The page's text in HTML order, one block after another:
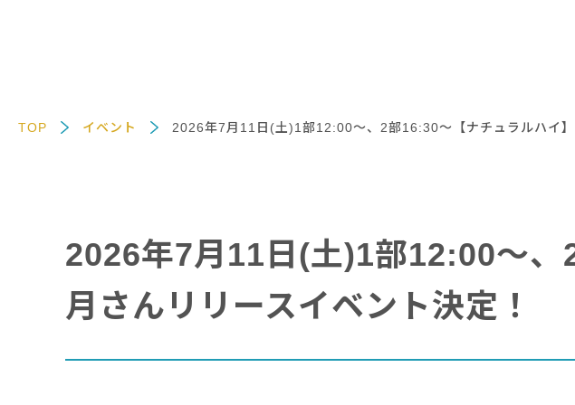
TOP イベント 2026年7月11日(土)1部12:00～、2部16:30～【ナチュラルハイ】
2026年7月11日(土)1部12:00～
月さんリリースイベント決定！